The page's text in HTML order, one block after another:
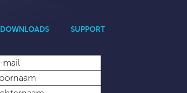
DOWNLOADS SUPPORT